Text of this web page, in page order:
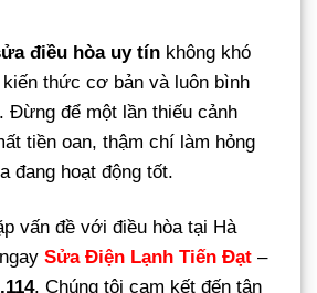
điều hòa uy tín không khó
kiến thức cơ bản và luôn bình
Đừng để một lần thiếu cảnh
tiền oan, thậm chí làm hỏng
đang hoạt động tốt.
vấn đề với điều hòa tại Hà
Sửa Điện Lạnh Tiến Đạt –
. Chúng tôi cam kết đến tận